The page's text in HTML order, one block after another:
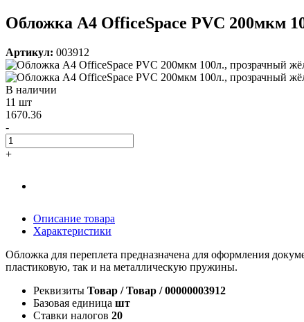
Обложка А4 OfficeSpace PVC 200мкм
Артикул: 003912
В наличии
11 шт
1670.36
-
+
Описание товара
Характеристики
Обложка для переплета предназначена для оформления
пластиковую, так и на металлическую пружины.
Реквизиты Товар / Товар / 00000003912
Базовая единица шт
Ставки налогов 20